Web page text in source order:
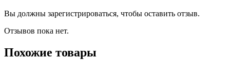
Вы должны зарегистрироваться, чтобы оставить отзыв.
Отзывов пока нет.
Похожие товары